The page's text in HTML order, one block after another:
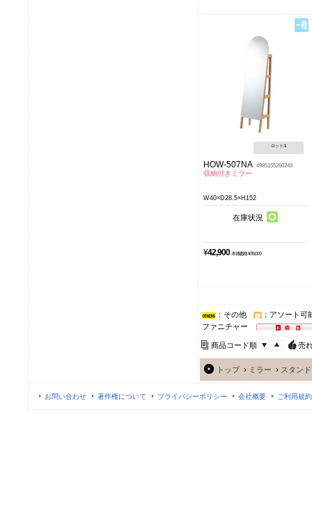
ロット:1
HOW-507NA 4985155260249
収納付きミラー
W40×D28.5×H152
在庫状況
¥42,900 本体価格 ¥39,000
：その他
：アソート可
ファニチャー
商品コード順 売
トップ› ミラー › スタン
お問い合わせ 著作権について プライバシーポリシー 会社概要 ご利用規約